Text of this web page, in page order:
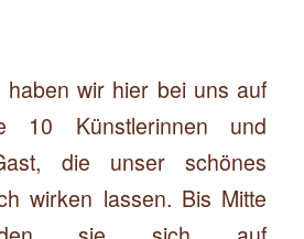
haben wir hier bei uns auf
10 Künstlerinnen und
die unser schönes
wirken lassen. Bis Mitte